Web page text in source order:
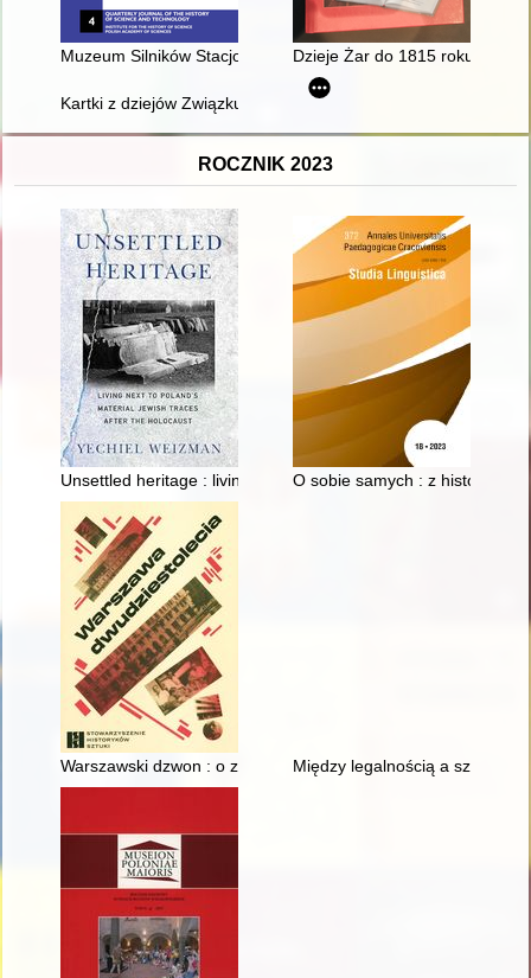
Muzeum Silników Stacjonarnych i Techniki Rolniczej w
Dzieje Żar do 1815 roku
Kartki z dziejów Związku Harcerstwa Polskiego
ROCZNIK 2023
Unsettled heritage : living next to Poland's material Jewish
O sobie samych : z historii
Warszawski dzwon : o zmianach audiosfery miasta w latach
Między legalnością a szarą